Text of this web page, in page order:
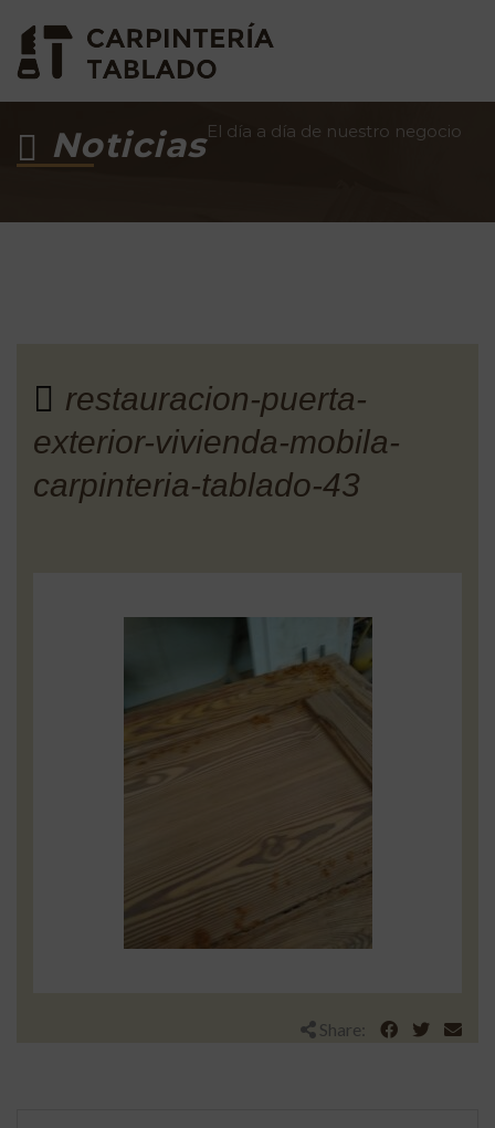
NoticiasEl día a día de nuestro negocio
restauracion-puerta-
exterior-vivienda-mobila-
carpinteria-tablado-43
Share: